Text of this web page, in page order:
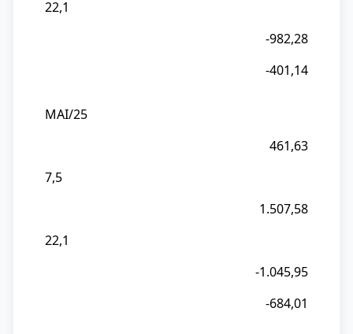
22,1
-982,28
-401,14
MAI/25
461,63
7,5
1.507,58
22,1
-1.045,95
-684,01